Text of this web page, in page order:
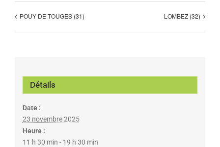
POUY DE TOUGES (31) LOMBEZ (32)
Détails
Date :
23 novembre 2025
Heure :
11 h 30 min - 19 h 30 min